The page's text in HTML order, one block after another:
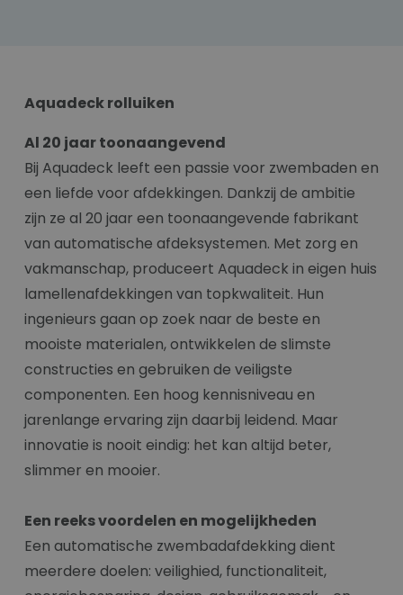
Aquadeck rolluiken
Al 20 jaar toonaangevend
Bij Aquadeck leeft een passie voor zwembaden en
een liefde voor afdekkingen. Dankzij de ambitie
zijn ze al 20 jaar een toonaangevende fabrikant
van automatische afdeksystemen. Met zorg en
vakmanschap, produceert Aquadeck in eigen huis
lamellenafdekkingen van topkwaliteit. Hun
ingenieurs gaan op zoek naar de beste en
mooiste materialen, ontwikkelen de slimste
constructies en gebruiken de veiligste
componenten. Een hoog kennisniveau en
jarenlange ervaring zijn daarbij leidend. Maar
innovatie is nooit eindig: het kan altijd beter,
slimmer en mooier.
Een reeks voordelen en mogelijkheden
Een automatische zwembadafdekking dient
meerdere doelen: veilighied, functionaliteit,